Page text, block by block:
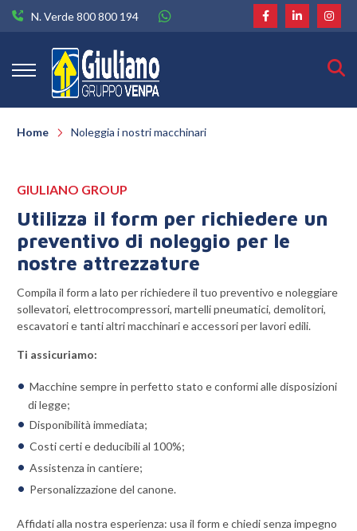
N. Verde 800 800 194
Home Noleggia i nostri macchinari
GIULIANO GROUP
Utilizza il form per richiedere un
preventivo di noleggio per le
nostre attrezzature
Compila il form a lato per richiedere il tuo preventivo e noleggiare
sollevatori, elettrocompressori, martelli pneumatici, demolitori,
escavatori e tanti altri macchinari e accessori per lavori edili.
Ti assicuriamo:
Macchine sempre in perfetto stato e conformi alle disposizioni
di legge;
Disponibilità immediata;
Costi certi e deducibili al 100%;
Assistenza in cantiere;
Personalizzazione del canone.
Affidati alla nostra esperienza: usa il form e chiedi senza impegno